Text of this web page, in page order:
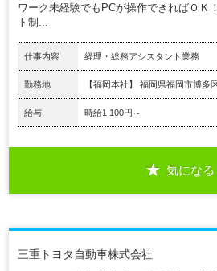
ワーク未経験でもPCが操作できればＯＫ
ト制...
仕事内容 経理・総務アシスタント業務
勤務地 【福岡本社】 福岡県福岡市博多
給与 時給1,100円～
気になる
三重トヨタ自動車株式会社